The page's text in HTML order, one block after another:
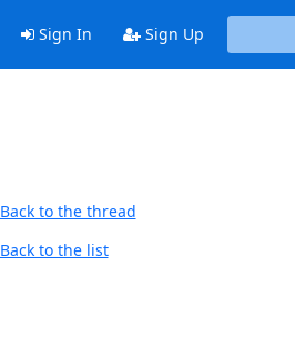
Sign In Sign Up
Back to the thread
Back to the list